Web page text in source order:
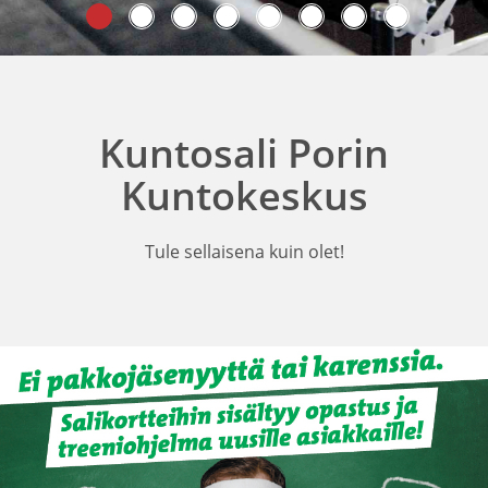
Kuntosali Porin
Kuntokeskus
Tule sellaisena kuin olet!